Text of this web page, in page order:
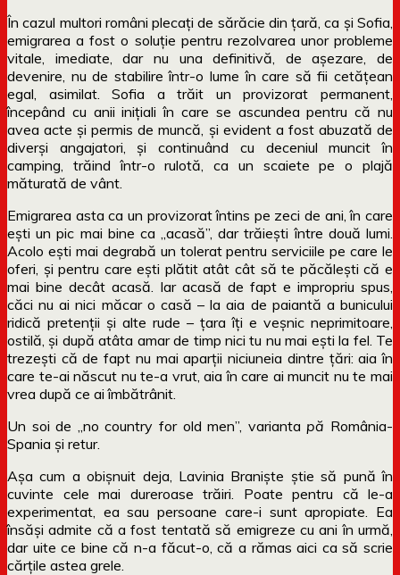
În cazul multori români plecați de sărăcie din țară, ca și Sofia,
emigrarea a fost o soluție pentru rezolvarea unor probleme
vitale, imediate, dar nu una definitivă, de așezare, de
devenire, nu de stabilire într-o lume în care să fii cetățean
egal, asimilat. Sofia a trăit un provizorat permanent,
începând cu anii inițiali în care se ascundea pentru că nu
avea acte și permis de muncă, și evident a fost abuzată de
diverși angajatori, și continuând cu deceniul muncit în
camping, trăind într-o rulotă, ca un scaiete pe o plajă
măturată de vânt.
Emigrarea asta ca un provizorat întins pe zeci de ani, în care
ești un pic mai bine ca „acasă”, dar trăiești între două lumi.
Acolo ești mai degrabă un tolerat pentru serviciile pe care le
oferi, și pentru care ești plătit atât cât să te păcălești că e
mai bine decât acasă. Iar acasă de fapt e impropriu spus,
căci nu ai nici măcar o casă – la aia de paiantă a bunicului
ridică pretenții și alte rude – țara îți e veșnic neprimitoare,
ostilă, și după atâta amar de timp nici tu nu mai ești la fel. Te
trezești că de fapt nu mai aparții niciuneia dintre țări: aia în
care te-ai născut nu te-a vrut, aia în care ai muncit nu te mai
vrea după ce ai îmbătrânit.
Un soi de „no country for old men”, varianta pă România-
Spania și retur.
Așa cum a obișnuit deja, Lavinia Braniște știe să pună în
cuvinte cele mai dureroase trăiri. Poate pentru că le-a
experimentat, ea sau persoane care-i sunt apropiate. Ea
însăși admite că a fost tentată să emigreze cu ani în urmă,
dar uite ce bine că n-a făcut-o, că a rămas aici ca să scrie
cărțile astea grele.